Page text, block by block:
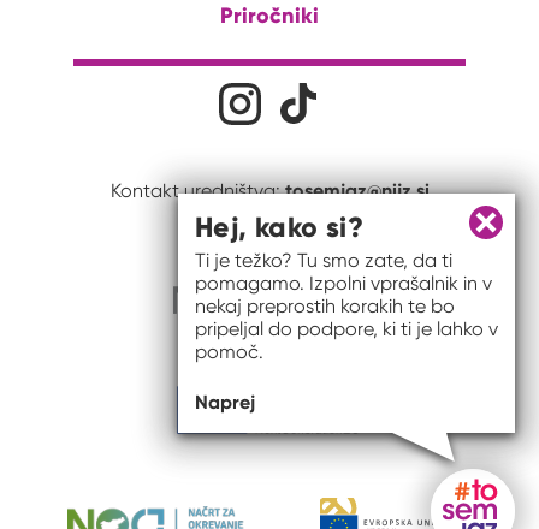
Priročniki
Družabna omrežjaNa naš Instagram profil
Kontakt uredništva:tosemjaz@nijz.si
Zapri
Hej, kako si?
Ti je težko? Tu smo zate, da ti
pomagamo. Izpolni vprašalnik in v
nekaj preprostih korakih te bo
pripeljal do podpore, ki ti je lahko v
pomoč.
Naprej